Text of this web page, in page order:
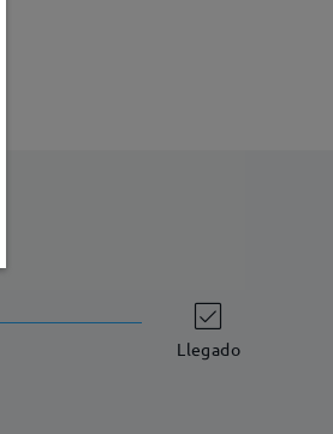
Llegado